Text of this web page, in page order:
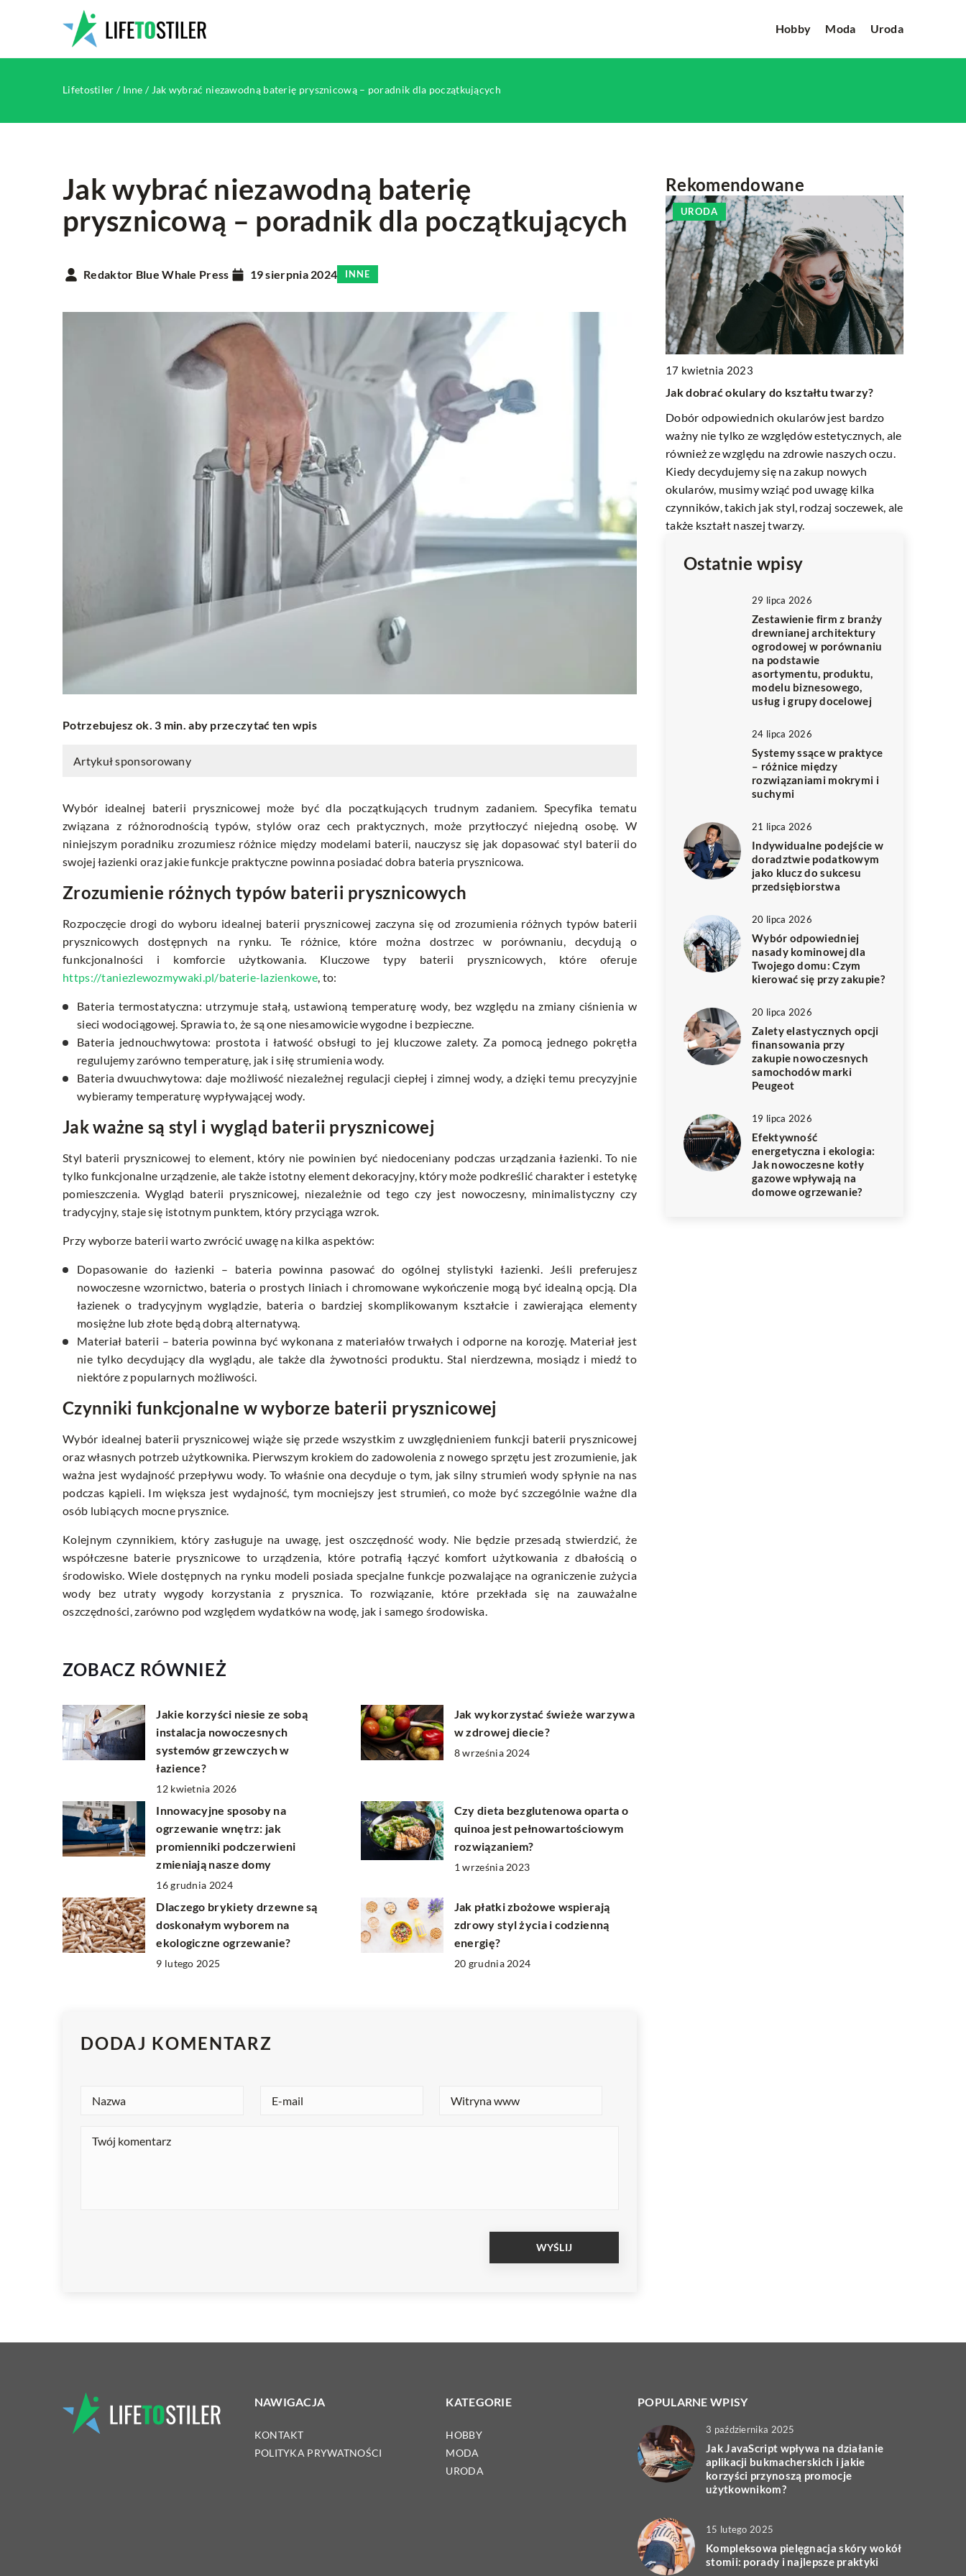
Hobby Moda Uroda
Lifetostiler / Inne / Jak wybrać niezawodną baterię prysznicową – poradnik dla początkujących
Jak wybrać niezawodną baterię
prysznicową – poradnik dla początkujących
Redaktor Blue Whale Press 19 sierpnia 2024 INNE
Potrzebujesz ok. 3 min. aby przeczytać ten wpis
Artykuł sponsorowany
Wybór idealnej baterii prysznicowej może być dla początkujących trudnym zadaniem. Specyfika tematu
związana z różnorodnością typów, stylów oraz cech praktycznych, może przytłoczyć niejedną osobę. W
niniejszym poradniku zrozumiesz różnice między modelami baterii, nauczysz się jak dopasować styl baterii do
swojej łazienki oraz jakie funkcje praktyczne powinna posiadać dobra bateria prysznicowa.
Zrozumienie różnych typów baterii prysznicowych
Rozpoczęcie drogi do wyboru idealnej baterii prysznicowej zaczyna się od zrozumienia różnych typów baterii
prysznicowych dostępnych na rynku. Te różnice, które można dostrzec w porównaniu, decydują o
funkcjonalności i komforcie użytkowania. Kluczowe typy baterii prysznicowych, które oferuje
https://taniezlewozmywaki.pl/baterie-lazienkowe, to:
Bateria termostatyczna: utrzymuje stałą, ustawioną temperaturę wody, bez względu na zmiany ciśnienia w
sieci wodociągowej. Sprawia to, że są one niesamowicie wygodne i bezpieczne.
Bateria jednouchwytowa: prostota i łatwość obsługi to jej kluczowe zalety. Za pomocą jednego pokrętła
regulujemy zarówno temperaturę, jak i siłę strumienia wody.
Bateria dwuuchwytowa: daje możliwość niezależnej regulacji ciepłej i zimnej wody, a dzięki temu precyzyjnie
wybieramy temperaturę wypływającej wody.
Jak ważne są styl i wygląd baterii prysznicowej
Styl baterii prysznicowej to element, który nie powinien być niedoceniany podczas urządzania łazienki. To nie
tylko funkcjonalne urządzenie, ale także istotny element dekoracyjny, który może podkreślić charakter i estetykę
pomieszczenia. Wygląd baterii prysznicowej, niezależnie od tego czy jest nowoczesny, minimalistyczny czy
tradycyjny, staje się istotnym punktem, który przyciąga wzrok.
Przy wyborze baterii warto zwrócić uwagę na kilka aspektów:
Dopasowanie do łazienki – bateria powinna pasować do ogólnej stylistyki łazienki. Jeśli preferujesz
nowoczesne wzornictwo, bateria o prostych liniach i chromowane wykończenie mogą być idealną opcją. Dla
łazienek o tradycyjnym wyglądzie, bateria o bardziej skomplikowanym kształcie i zawierająca elementy
mosiężne lub złote będą dobrą alternatywą.
Materiał baterii – bateria powinna być wykonana z materiałów trwałych i odporne na korozję. Materiał jest
nie tylko decydujący dla wyglądu, ale także dla żywotności produktu. Stal nierdzewna, mosiądz i miedź to
niektóre z popularnych możliwości.
Czynniki funkcjonalne w wyborze baterii prysznicowej
Wybór idealnej baterii prysznicowej wiąże się przede wszystkim z uwzględnieniem funkcji baterii prysznicowej
oraz własnych potrzeb użytkownika. Pierwszym krokiem do zadowolenia z nowego sprzętu jest zrozumienie, jak
ważna jest wydajność przepływu wody. To właśnie ona decyduje o tym, jak silny strumień wody spłynie na nas
podczas kąpieli. Im większa jest wydajność, tym mocniejszy jest strumień, co może być szczególnie ważne dla
osób lubiących mocne prysznice.
Kolejnym czynnikiem, który zasługuje na uwagę, jest oszczędność wody. Nie będzie przesadą stwierdzić, że
współczesne baterie prysznicowe to urządzenia, które potrafią łączyć komfort użytkowania z dbałością o
środowisko. Wiele dostępnych na rynku modeli posiada specjalne funkcje pozwalające na ograniczenie zużycia
wody bez utraty wygody korzystania z prysznica. To rozwiązanie, które przekłada się na zauważalne
oszczędności, zarówno pod względem wydatków na wodę, jak i samego środowiska.
ZOBACZ RÓWNIEŻ
Jakie korzyści niesie ze sobą
instalacja nowoczesnych
systemów grzewczych w
łazience?
12 kwietnia 2026
Jak wykorzystać świeże warzywa
w zdrowej diecie?
8 września 2024
Innowacyjne sposoby na
ogrzewanie wnętrz: jak
promienniki podczerwieni
zmieniają nasze domy
16 grudnia 2024
Czy dieta bezglutenowa oparta o
quinoa jest pełnowartościowym
rozwiązaniem?
1 września 2023
Dlaczego brykiety drzewne są
doskonałym wyborem na
ekologiczne ogrzewanie?
9 lutego 2025
Jak płatki zbożowe wspierają
zdrowy styl życia i codzienną
energię?
20 grudnia 2024
DODAJ KOMENTARZ
Rekomendowane
15 września 2024
Jak zadbać o komfort i higienę z protezami
szkieletowymi – poradnik dla pacjentów
Zadbaj o higienę i komfort stosowania protez
szkieletowych dzięki naszym sprawdzonym
poradom. Dowiedz się, jak utrzymać protezy w
idealnym stanie i zapewnić sobie pełen
komfort noszenia.
SPORTY WODNE
17 sierpnia 2025
Jak zorganizować niezapomniane wesele na
wodzie?
Poznaj kluczowe wskazówki, jak zorganizować
wyjątkowe przyjęcie na statku lub łodzi.
jakie atrakcje zaplanować i jak zadbać o
komfort gości, by stworzyć niesamowite
URODA
17 kwietnia 2023
Jak dobrać okulary do kształtu twarzy?
Dobór odpowiednich okularów jest bardzo
ważny nie tylko ze względów estetycznych, ale
również ze względu na zdrowie naszych oczu.
Kiedy decydujemy się na zakup nowych
okularów, musimy wziąć pod uwagę kilka
czynników, takich jak styl, rodzaj soczewek, ale
także kształt naszej twarzy.
Ostatnie wpisy
29 lipca 2026
Zestawienie firm z branży
drewnianej architektury
ogrodowej w porównaniu
na podstawie
asortymentu, produktu,
modelu biznesowego,
usług i grupy docelowej
24 lipca 2026
Systemy ssące w praktyce
– różnice między
rozwiązaniami mokrymi i
suchymi
21 lipca 2026
Indywidualne podejście w
doradztwie podatkowym
jako klucz do sukcesu
przedsiębiorstwa
20 lipca 2026
Wybór odpowiedniej
nasady kominowej dla
Twojego domu: Czym
kierować się przy zakupie?
20 lipca 2026
Zalety elastycznych opcji
finansowania przy
zakupie nowoczesnych
samochodów marki
Peugeot
19 lipca 2026
Efektywność
energetyczna i ekologia:
Jak nowoczesne kotły
gazowe wpływają na
domowe ogrzewanie?
NAWIGACJA
KONTAKT
POLITYKA PRYWATNOŚCI
KATEGORIE
HOBBY
MODA
URODA
POPULARNE WPISY
3 października 2025
Jak JavaScript wpływa na działanie
aplikacji bukmacherskich i jakie
korzyści przynoszą promocje
użytkownikom?
15 lutego 2025
Kompleksowa pielęgnacja skóry wokół
stomii: porady i najlepsze praktyki